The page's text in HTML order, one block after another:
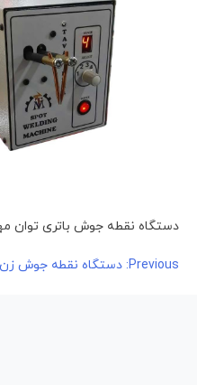
دستگاه نقطه جوش باتری توان
راهبری
Previous: دستگاه نقطه جوش زن